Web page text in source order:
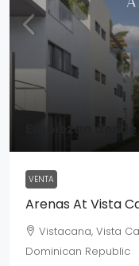
Empiezan desde
VENTA
Arenas At Vista
Vistacana, Vista
Dominican Republic